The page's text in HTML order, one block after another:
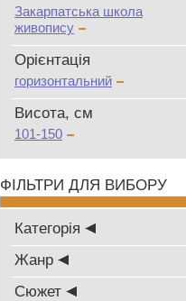
Закарпатська школа
живопису
Oрієнтація
горизонтальний
Висота, см
101-150
ФІЛЬТРИ ДЛЯ ВИБОРУ
Категорія
Жанр
Сюжет